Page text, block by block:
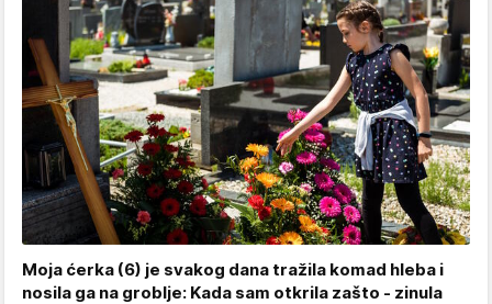
Moja ćerka (6) je svakog dana tražila komad hleba i
nosila ga na groblje: Kada sam otkrila zašto - zinula